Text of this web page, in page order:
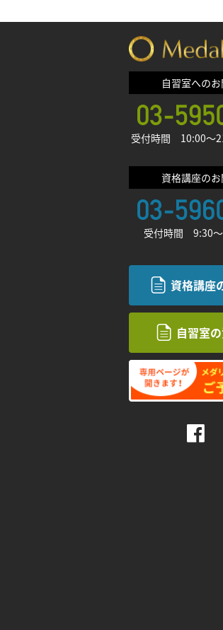
自習室への
受付時間 10:00〜
資格講座の
受付時間 9:30〜
資格講座
自習室